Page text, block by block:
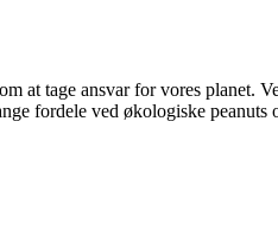
at tage ansvar for vores
fordele ved økologiske